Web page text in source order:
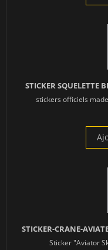
STICKER SQUELETTE
stickers officiels
STICKER-CRANE-
Sticker "Aviator